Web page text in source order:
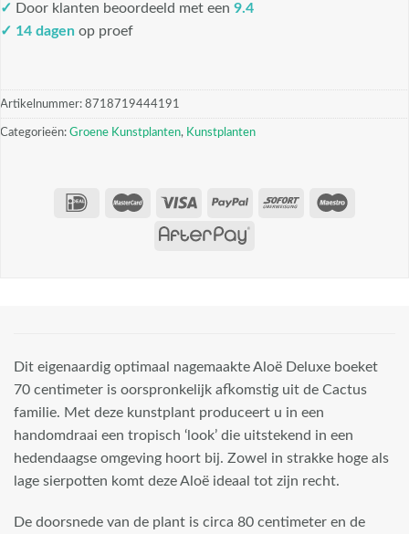
✓ Door klanten beoordeeld met een 9.4
✓ 14 dagen op proef
Artikelnummer: 8718719444191
Categorieën: Groene Kunstplanten, Kunstplanten
Dit eigenaardig optimaal nagemaakte Aloë Deluxe boeket
70 centimeter is oorspronkelijk afkomstig uit de Cactus
familie. Met deze kunstplant produceert u in een
handomdraai een tropisch ‘look’ die uitstekend in een
hedendaagse omgeving hoort bij. Zowel in strakke hoge als
lage sierpotten komt deze Aloë ideaal tot zijn recht.
De doorsnede van de plant is circa 80 centimeter en de